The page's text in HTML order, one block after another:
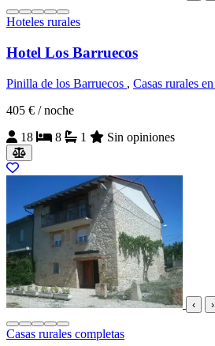
Hoteles rurales
Hotel Los Barruecos
Pinilla de los Barruecos , Casas rurales
405 € / noche
18
8 1 Sin opiniones
‹ ›
Casas rurales completas